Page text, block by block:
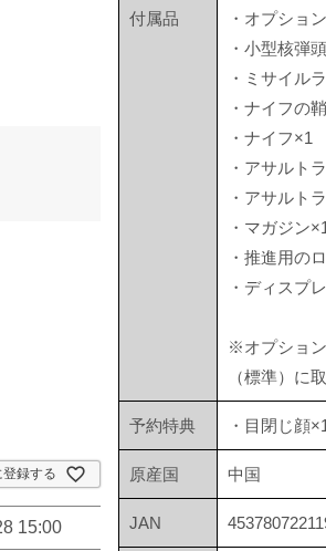
録する
15:00
付属品
・オプショ
・小型核弾
・ミサイル
・ナイフの
・ナイフ×1
・アサルト
・アサルト
・マガジン×1
・推進用の
・ディスプ
※オプショ
（標準）に
予約特典 ・目閉じ顔×1
原産国 中国
JAN